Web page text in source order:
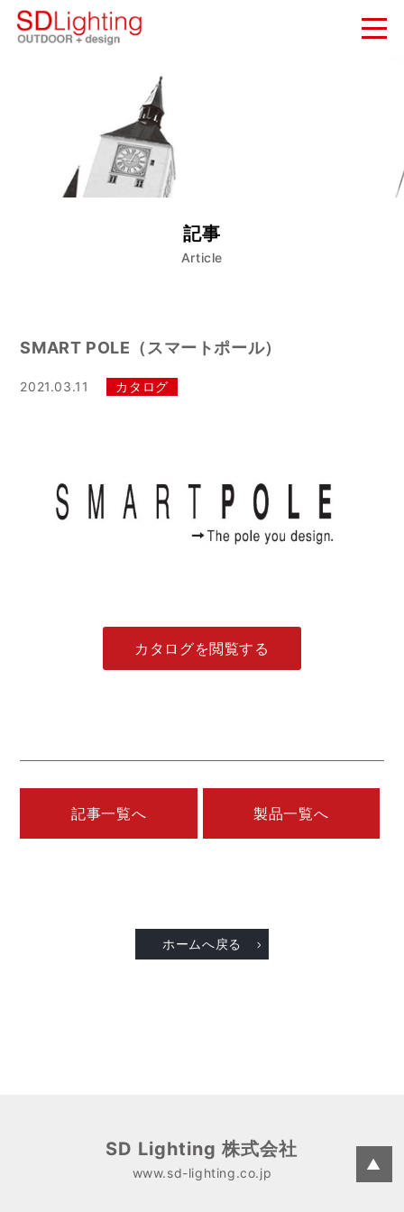
納入実績
会社概要
COMPANY
記事
Article
SMART POLE（スマートポール）
2021.03.11 カタログ
カタログを閲覧する
記事一覧へ 製品一覧へ
ホームへ戻る
SD Lighting 株式会社
www.sd-lighting.co.jp ▲